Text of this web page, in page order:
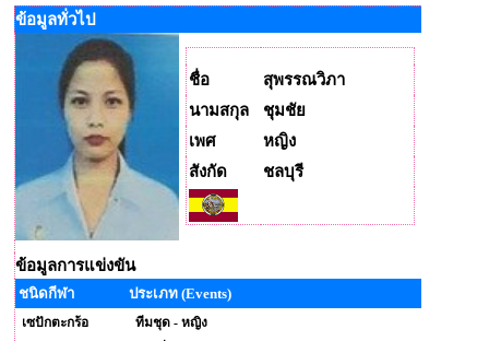
ข้อมูลทั่วไป
ชื่อ
สุพรรณวิภา
นามสกุล
ชุมชัย
เพศ
หญิง
สังกัด
ชลบุรี
ข้อมูลการแข่งขัน
ชนิดกีฬา ประเภท (Events)
เซปักตะกร้อ
ทีมชุด - หญิง